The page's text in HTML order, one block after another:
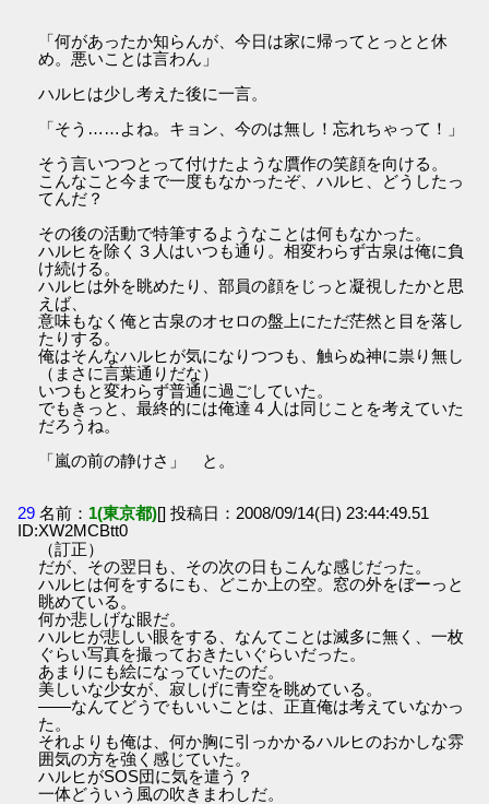
「何があったか知らんが、今日は家に帰ってとっとと休
め。悪いことは言わん」
ハルヒは少し考えた後に一言。
「そう……よね。キョン、今のは無し！忘れちゃって！」
そう言いつつとって付けたような贋作の笑顔を向ける。
こんなこと今まで一度もなかったぞ、ハルヒ、どうしたっ
てんだ？
その後の活動で特筆するようなことは何もなかった。
ハルヒを除く３人はいつも通り。相変わらず古泉は俺に負
け続ける。
ハルヒは外を眺めたり、部員の顔をじっと凝視したかと思
えば、
意味もなく俺と古泉のオセロの盤上にただ茫然と目を落し
たりする。
俺はそんなハルヒが気になりつつも、触らぬ神に祟り無し
（まさに言葉通りだな）
いつもと変わらず普通に過ごしていた。
でもきっと、最終的には俺達４人は同じことを考えていた
だろうね。
「嵐の前の静けさ」 と。
29 名前： 1(東京都)[] 投稿日：2008/09/14(日) 23:44:49.51
ID:XW2MCBtt0
（訂正）
だが、その翌日も、その次の日もこんな感じだった。
ハルヒは何をするにも、どこか上の空。窓の外をぼーっと
眺めている。
何か悲しげな眼だ。
ハルヒが悲しい眼をする、なんてことは滅多に無く、一枚
ぐらい写真を撮っておきたいぐらいだった。
あまりにも絵になっていたのだ。
美しいな少女が、寂しげに青空を眺めている。
――なんてどうでもいいことは、正直俺は考えていなかっ
た。
それよりも俺は、何か胸に引っかかるハルヒのおかしな雰
囲気の方を強く感じていた。
ハルヒがSOS団に気を遣う？
一体どういう風の吹きまわしだ。